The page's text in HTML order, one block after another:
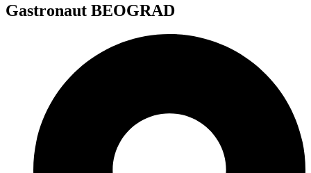
Gastronaut BEOGRAD